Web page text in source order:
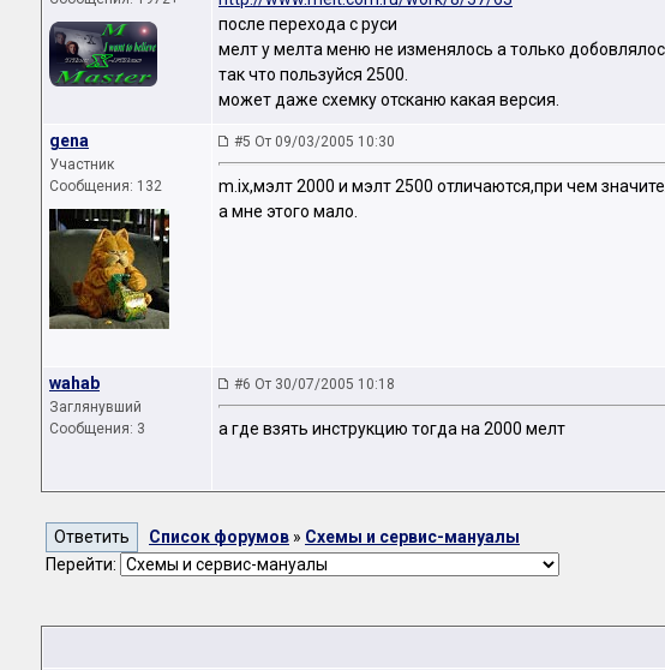
после перехода с руси
мелт у мелта меню не изменялось а только
так что пользуйся 2500.
может даже схемку отсканю какая версия.
gena
Участник
Сообщения: 132
#5 От 09/03/2005 10:30
m.ix,мэлт 2000 и мэлт 2500 отличаются,при чем
а мне этого мало.
wahab
Заглянувший
Сообщения: 3
#6 От 30/07/2005 10:18
а где взять инструкцию тогда на 2000 мелт
Список форумов » Схемы и сервис-мануалы
Перейти: